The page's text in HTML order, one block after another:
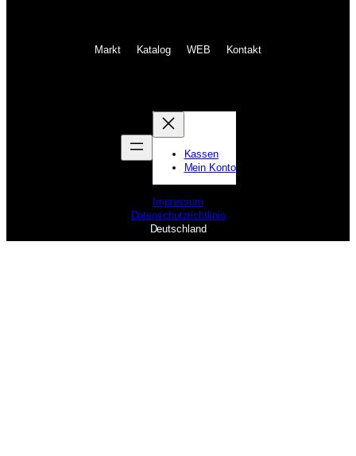
Markt Katalog WEB Kontakt
Kassen
Mein Konto
Impressum
Datenschutzrichtlinie
Deutschland